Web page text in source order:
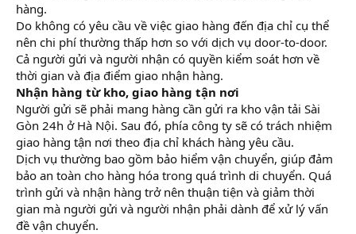
hàng.
Do không có yêu cầu về việc giao hàng đến địa chỉ cụ thể
nên chi phí thường thấp hơn so với dịch vụ door-to-door.
Cả người gửi và người nhận có quyền kiểm soát hơn về
thời gian và địa điểm giao nhận hàng.
Nhận hàng từ kho, giao hàng tận nơi
Người gửi sẽ phải mang hàng cần gửi ra kho vận tải Sài
Gòn 24h ở Hà Nội. Sau đó, phía công ty sẽ có trách nhiệm
giao hàng tận nơi theo địa chỉ khách hàng yêu cầu.
Dịch vụ thường bao gồm bảo hiểm vận chuyển, giúp đảm
bảo an toàn cho hàng hóa trong quá trình di chuyển. Quá
trình gửi và nhận hàng trở nên thuận tiện và giảm thời
gian mà người gửi và người nhận phải dành để xử lý vấn
đề vận chuyển.